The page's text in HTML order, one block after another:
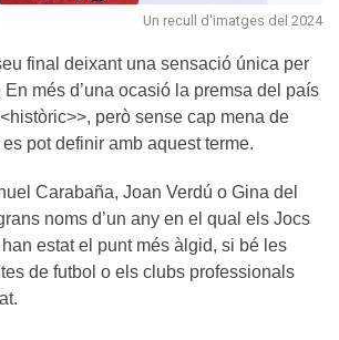
Un recull d'imatges del 2024
final deixant una sensació única per
En més d’una ocasió la premsa del país
però sense cap mena de
pot definir amb aquest terme.
Carabaña, Joan Verdú o Gina del
noms d’un any en el qual els Jocs
estat el punt més àlgid, si bé les
de futbol o els clubs professionals